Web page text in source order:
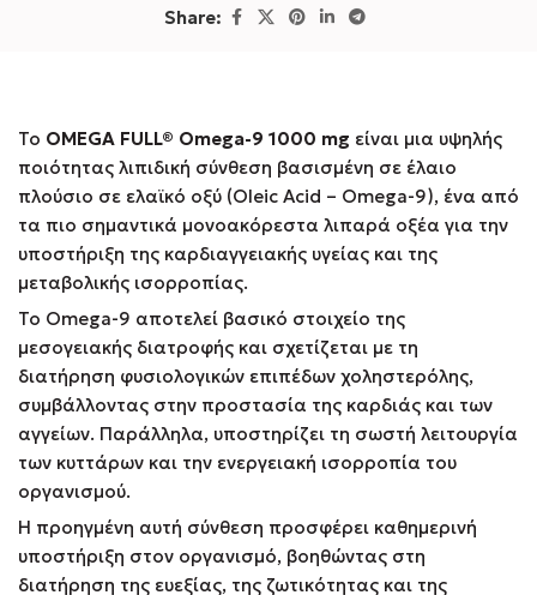
Share:
Το OMEGA FULL® Omega-9 1000 mg είναι μια υψηλής
ποιότητας λιπιδική σύνθεση βασισμένη σε έλαιο
πλούσιο σε ελαϊκό οξύ (Oleic Acid – Omega-9), ένα από
τα πιο σημαντικά μονοακόρεστα λιπαρά οξέα για την
υποστήριξη της καρδιαγγειακής υγείας και της
μεταβολικής ισορροπίας.
Το Omega-9 αποτελεί βασικό στοιχείο της
μεσογειακής διατροφής και σχετίζεται με τη
διατήρηση φυσιολογικών επιπέδων χοληστερόλης,
συμβάλλοντας στην προστασία της καρδιάς και των
αγγείων. Παράλληλα, υποστηρίζει τη σωστή λειτουργία
των κυττάρων και την ενεργειακή ισορροπία του
οργανισμού.
Η προηγμένη αυτή σύνθεση προσφέρει καθημερινή
υποστήριξη στον οργανισμό, βοηθώντας στη
διατήρηση της ευεξίας, της ζωτικότητας και της